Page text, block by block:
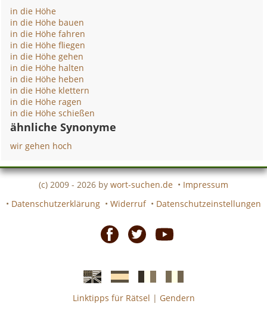
in die Höhe
in die Höhe bauen
in die Höhe fahren
in die Höhe fliegen
in die Höhe gehen
in die Höhe halten
in die Höhe heben
in die Höhe klettern
in die Höhe ragen
in die Höhe schießen
ähnliche Synonyme
wir gehen hoch
(c) 2009 - 2026 by wort-suchen.de • Impressum
• Datenschutzerklärung • Widerruf • Datenschutzeinstellungen
EnglischeSpanischefranzösicheitalienische
Linktipps für Rätsel | Gendern